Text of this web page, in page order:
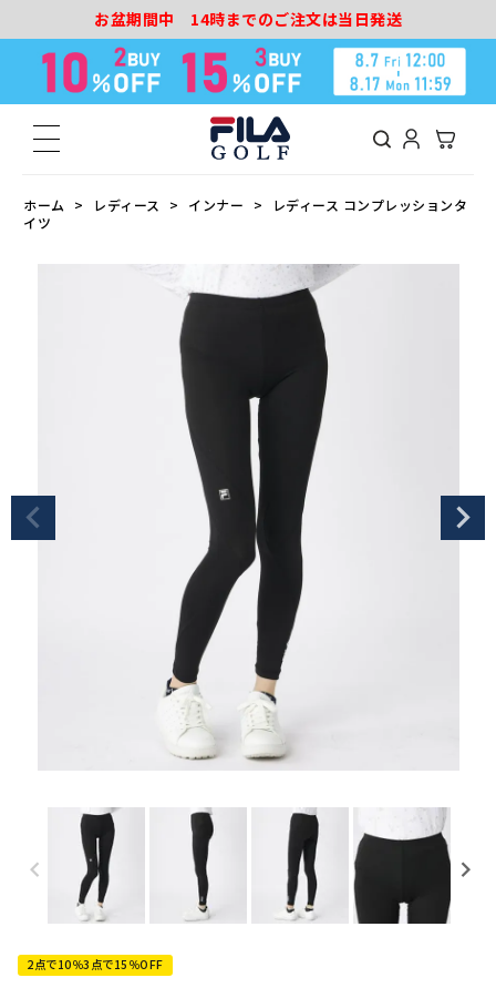
お盆期間中 14時までのご注文は当日発送
ホーム レディース インナー
レディース コンプレッションタ
イツ
2点で10％3点で15％OFF